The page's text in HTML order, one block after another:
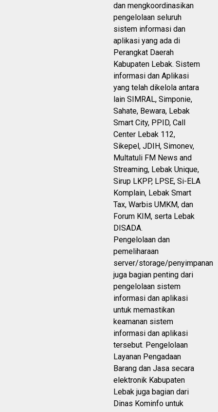
dan mengkoordinasikan
pengelolaan seluruh
sistem informasi dan
aplikasi yang ada di
Perangkat Daerah
Kabupaten Lebak. Sistem
informasi dan Aplikasi
yang telah dikelola antara
lain SIMRAL, Simponie,
Sahate, Bewara, Lebak
Smart City, PPID, Call
Center Lebak 112,
Sikepel, JDIH, Simonev,
Multatuli FM News and
Streaming, Lebak Unique,
Sirup LKPP, LPSE, Si-ELA
Komplain, Lebak Smart
Tax, Warbis UMKM, dan
Forum KIM, serta Lebak
DISADA.
Pengelolaan dan
pemeliharaan
server/storage/penyimpanan
juga bagian penting dari
pengelolaan sistem
informasi dan aplikasi
untuk memastikan
keamanan sistem
informasi dan aplikasi
tersebut. Pengelolaan
Layanan Pengadaan
Barang dan Jasa secara
elektronik Kabupaten
Lebak juga bagian dari
Dinas Kominfo untuk